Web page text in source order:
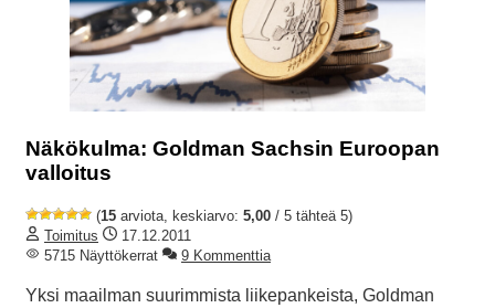
Näkökulma: Goldman Sachsin Euroopan
valloitus
(15 arviota, keskiarvo: 5,00 / 5 tähteä 5)
Toimitus
17.12.2011
5715 Näyttökerrat
9 Kommenttia
Yksi maailman suurimmista liikepankeista, Goldman